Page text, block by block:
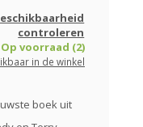
controleren
Op voorraad (2)
in de winkel
boek uit